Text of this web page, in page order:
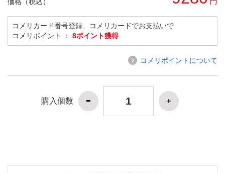
コメリカード番号登録、コメリカードでお支払いで
コメリポイント ： 8ポイント獲得
コメリポイントについて
購入個数